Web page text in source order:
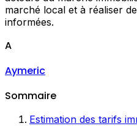
marché local et à réaliser
informées.
A
Aymeric
Sommaire
Estimation des tarifs